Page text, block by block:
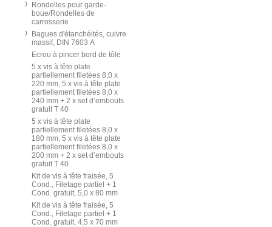
Rondelles pour garde-
boue/Rondelles de
carrosserie
Bagues d'étanchéités, cuivre
massif, DIN 7603 A
Ecrou à pincer bord de tôle
5 x vis à tête plate
partiellement filetées 8,0 x
220 mm, 5 x vis à tête plate
partiellement filetées 8,0 x
240 mm + 2 x set d’embouts
gratuit T 40
5 x vis à tête plate
partiellement filetées 8,0 x
180 mm, 5 x vis à tête plate
partiellement filetées 8,0 x
200 mm + 2 x set d’embouts
gratuit T 40
Kit de vis à tête fraisée, 5
Cond., Filetage partiel + 1
Cond. gratuit, 5,0 x 80 mm
Kit de vis à tête fraisée, 5
Cond., Filetage partiel + 1
Cond. gratuit, 4,5 x 70 mm